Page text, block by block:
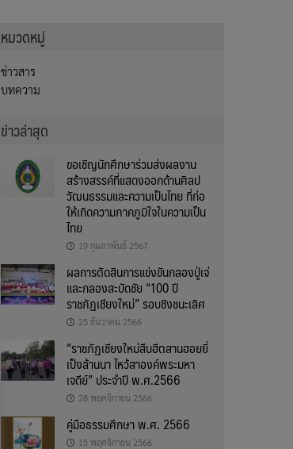
หมวดหมู่
ข่าวสาร
บทความ
ข่าวล่าสุด
ขอเชิญนักศึกษาร่วมส่งผลงาน
สร้างสรรค์ที่แสดงออกด้านศิลป
วัฒนธรรมและความเป็นไทย ที่ก่อ
ให้เกิดความภาคภูมิใจในความเป็น
ไทย
19 กุมภาพันธ์ 2567
ผลการตัดสินการแข่งขันกลองปู่เจ่
และกลองสะบัดชัย “100 ปี
ราชภัฏเชียงใหม่” รอบชิงชนะเลิศ
25 ธันวาคม 2566
“ราชภัฏเชียงใหม่สืบฮีตสานฮอยยี่
เป็งล้านนา ไหว้สาองค์พระมหา
เจดีย์” ประจำปี พ.ศ.2566
28 พฤศจิกายน 2566
คู่มือธรรมศึกษา พ.ศ. 2566
15 พฤศจิกายน 2566